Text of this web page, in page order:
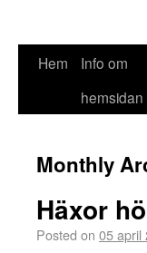
Hem
Info om
hemsidan
Monthly
Häxor
Posted on 05 april